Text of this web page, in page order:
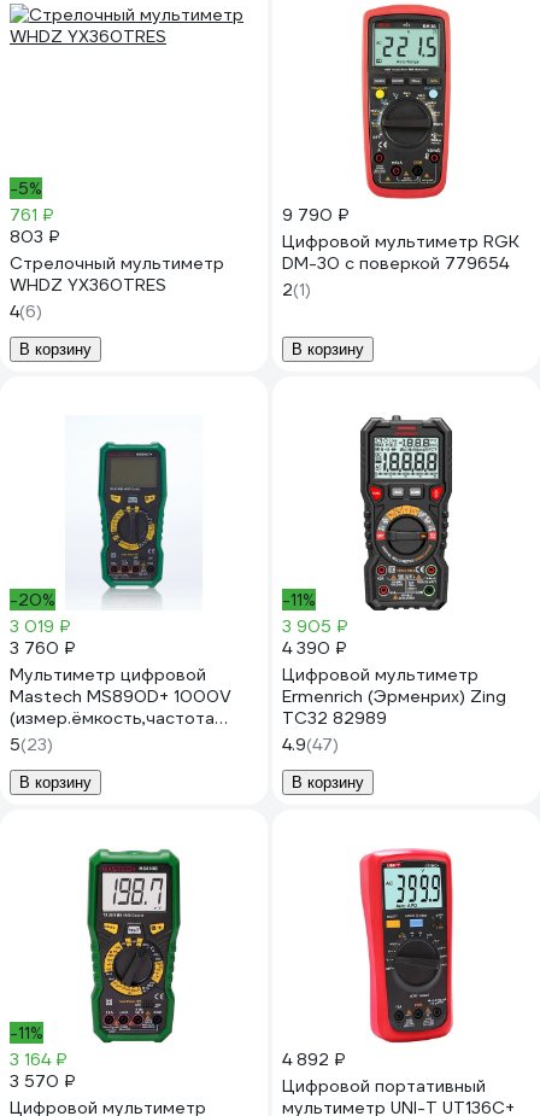
-5%
761 ₽
803 ₽
Стрелочный мультиметр
WHDZ YX360TRES
4(6)
В корзину
9 790 ₽
Цифровой мультиметр RGK
DM-30 с поверкой 779654
2(1)
В корзину
-20%
3 019 ₽
3 760 ₽
Мультиметр цифровой
Mastech MS890D+ 1000V
(измер.ёмкость,частота
,температ,NCV)+тест
транзисторов,диодов 00-
00014135
5(23)
В корзину
-11%
3 905 ₽
4 390 ₽
Цифровой мультиметр
Ermenrich (Эрменрих) Zing
TC32 82989
4.9(47)
В корзину
-11%
3 164 ₽
3 570 ₽
Цифровой мультиметр
4 892 ₽
Цифровой портативный
мультиметр UNI-T UT136C+